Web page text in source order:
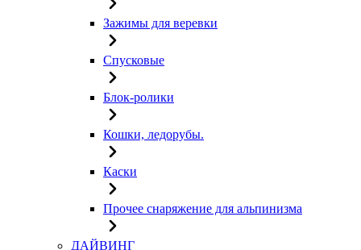
Зажимы для веревки
Спусковые
Блок-ролики
Кошки, ледорубы.
Каски
Прочее снаряжение для альпинизма
ДАЙВИНГ